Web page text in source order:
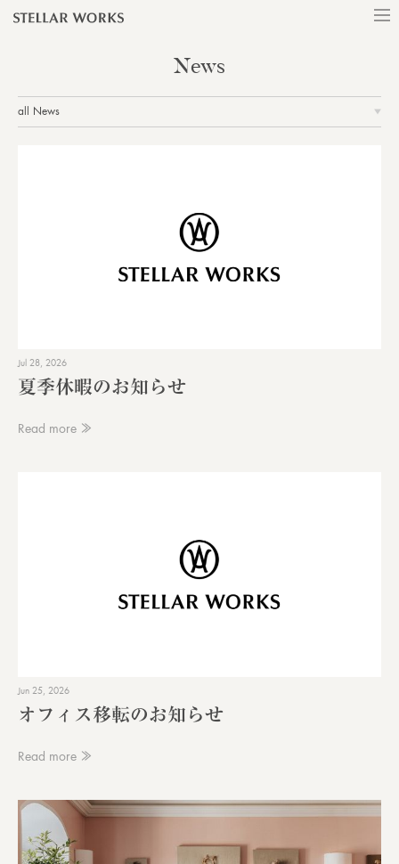
News
all News
Jul 28, 2026
夏季休暇のお知らせ
Read more ≫
Jun 25, 2026
オフィス移転のお知らせ
Read more ≫